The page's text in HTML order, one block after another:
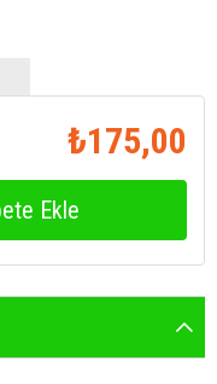
₺175,00